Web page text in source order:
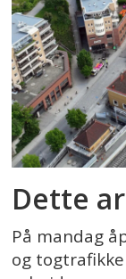
Dette
På mandag
og